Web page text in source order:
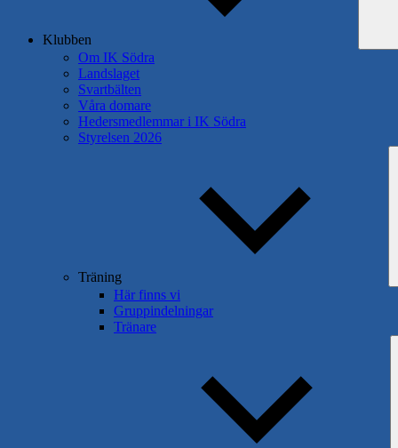
Klubben
Om IK Södra
Landslaget
Svartbälten
Våra domare
Hedersmedlemmar i IK Södra
Styrelsen 2026
Träning
Här finns vi
Gruppindelningar
Tränare